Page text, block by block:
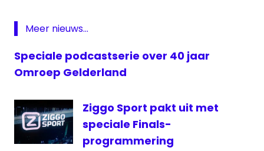
Vitesse
livestream
Vitesse
radio
1
RTL7
Meer nieuws...
Speciale podcastserie over 40 jaar
Omroep Gelderland
Ziggo Sport pakt uit met
speciale Finals-
programmering